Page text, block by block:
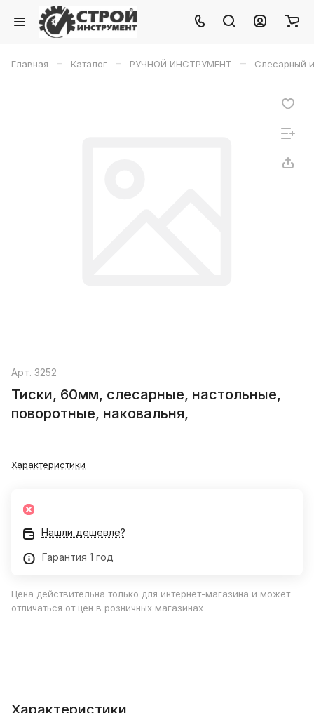
Главная – Каталог – РУЧНОЙ ИНСТРУМЕНТ – Слесарный
Арт. 3252
Тиски, 60мм, слесарные, настольные,
поворотные, наковальня,
Характеристики
Нашли дешевле?
Гарантия 1 год
Цена действительна только для интернет-магазина и может
отличаться от цен в розничных магазинах